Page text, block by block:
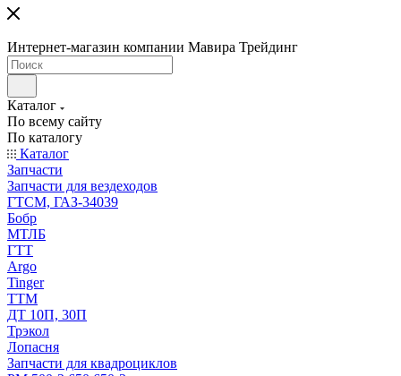
Интернет-магазин компании Мавира Трейдинг
Каталог
По всему сайту
По каталогу
Каталог
Запчасти
Запчасти для вездеходов
ГТСМ, ГАЗ-34039
Бобр
МТЛБ
ГТТ
Argo
Tinger
ТТМ
ДТ 10П, 30П
Трэкол
Лопасня
Запчасти для квадроциклов